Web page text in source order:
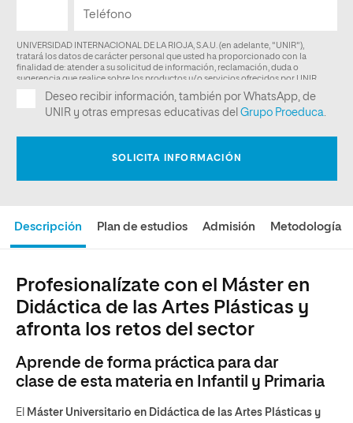
Descripción Plan de estudios Admisión Metodología
Profesionalízate con el Máster en
Didáctica de las Artes Plásticas y
afronta los retos del sector
Aprende de forma práctica para dar
clase de esta materia en Infantil y Primaria
El Máster Universitario en Didáctica de las Artes Plásticas y